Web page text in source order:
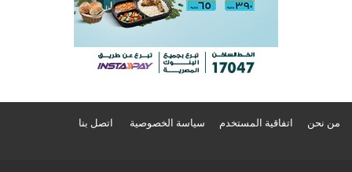
من نحن اتفاقية المستخدم سياسة الخصوصية اتصل بنا